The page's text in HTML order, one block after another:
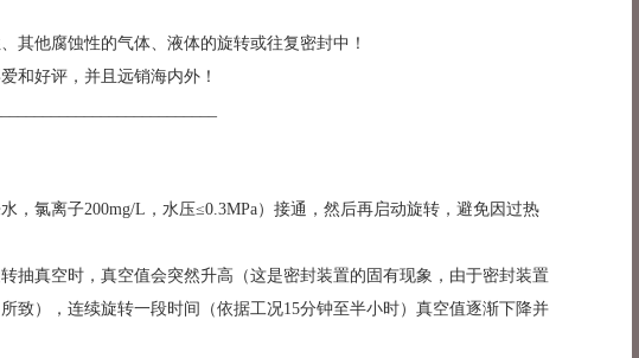
其他腐蚀性的气体、液体的旋转或往复密封中！
和好评，并且远销海内外！
氯离子200mg/L，水压≤0.3MPa）接通，然后再启动旋转，避免因过热
真空时，真空值会突然升高（这是密封装置的固有现象，由于密封装置
致），连续旋转一段时间（依据工况15分钟至半小时）真空值逐渐下降并